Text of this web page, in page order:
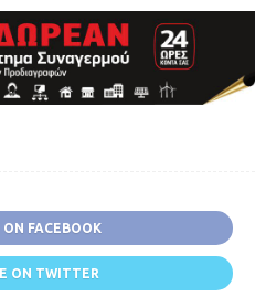
ON FACEBOOK
ON TWITTER